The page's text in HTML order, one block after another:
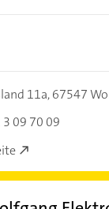
11a,67547
09 70 09